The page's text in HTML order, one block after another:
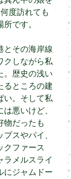
度訪れても
です。
とその海岸線
クしながら私
。歴史の浅い
るところの建
い。そして私
悪いけど、
物だったも
スやパイ、
クファース
ラメルスライ
にジャムドー